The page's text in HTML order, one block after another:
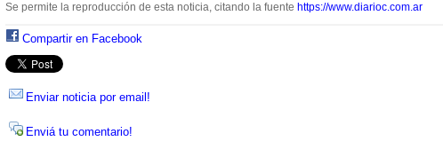
Se permite la reproducción de esta noticia, citando la fuente https://www.diarioc.com.ar
Compartir en Facebook
Enviar noticia por email!
Enviá tu comentario!